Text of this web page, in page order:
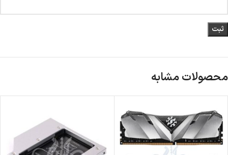
محصولات مشابه